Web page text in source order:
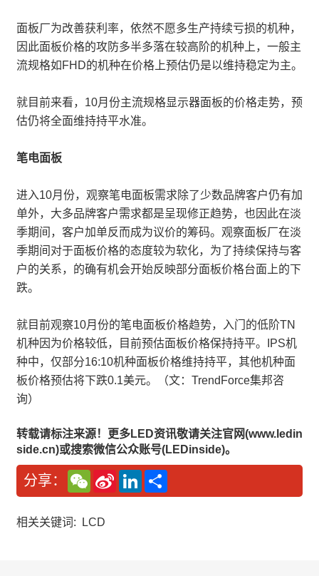
面板厂为改善获利率，依然不愿多生产持续亏损的机种，
因此面板价格的攻防多半多落在较高阶的机种上，一般主
流规格如FHD的机种在价格上预估仍是以维持稳定为主。
就目前来看，10月份主流规格显示器面板的价格走势，预
估仍将全面维持持平水准。
笔电面板
进入10月份，观察笔电面板需求除了少数品牌客户仍有加
单外，大多品牌客户需求都是呈现修正趋势，也因此在淡
季期间，客户加单反而成为议价的筹码。观察面板厂在淡
季期间对于面板价格的态度较为软化，为了持续保持与客
户的关系，的确有机会开始反映部分面板价格台面上的下
跌。
就目前观察10月份的笔电面板价格趋势，入门的低阶TN
机种因为价格较低，目前预估面板价格保持持平。IPS机
种中，仅部分16:10机种面板价格维持持平，其他机种面
板价格预估将下跌0.1美元。（文：TrendForce集邦咨
询）
转载请标注来源！更多LED资讯敬请关注官网(www.ledin
side.cn)或搜索微信公众账号(LEDinside)。
分享：
W
e
C
a
S
n
L
n
相关关键词: LCD